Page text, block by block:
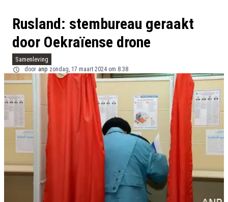
Rusland: stembureau geraakt
door Oekraïense drone
Samenleving
door anp zondag, 17 maart 2024 om 8:38